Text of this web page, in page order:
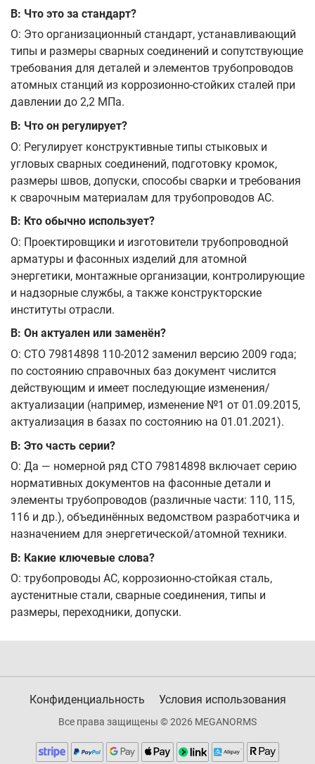
В: Что это за стандарт?
О: Это организационный стандарт, устанавливающий
типы и размеры сварных соединений и сопутствующие
требования для деталей и элементов трубопроводов
атомных станций из коррозионно-стойких сталей при
давлении до 2,2 МПа.
В: Что он регулирует?
О: Регулирует конструктивные типы стыковых и
угловых сварных соединений, подготовку кромок,
размеры швов, допуски, способы сварки и требования
к сварочным материалам для трубопроводов АС.
В: Кто обычно использует?
О: Проектировщики и изготовители трубопроводной
арматуры и фасонных изделий для атомной
энергетики, монтажные организации, контролирующие
и надзорные службы, а также конструкторские
институты отрасли.
В: Он актуален или заменён?
О: СТО 79814898 110-2012 заменил версию 2009 года;
по состоянию справочных баз документ числится
действующим и имеет последующие изменения/
актуализации (например, изменение №1 от 01.09.2015,
актуализация в базах по состоянию на 01.01.2021).
В: Это часть серии?
О: Да — номерной ряд СТО 79814898 включает серию
нормативных документов на фасонные детали и
элементы трубопроводов (различные части: 110, 115,
116 и др.), объединённых ведомством разработчика и
назначением для энергетической/атомной техники.
В: Какие ключевые слова?
О: трубопроводы АС, коррозионно-стойкая сталь,
аустенитные стали, сварные соединения, типы и
размеры, переходники, допуски.
Конфиденциальность Условия использования
Все права защищены © 2026 MEGANORMS